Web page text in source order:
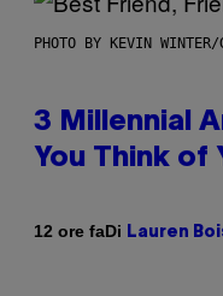
PHOTO BY KEVIN
3 Millennial
You Think of
12 ore faDi Lauren